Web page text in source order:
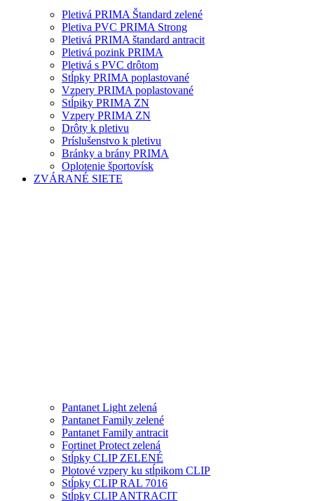
Pletivá PRIMA Štandard zelené
Pletiva PVC PRIMA Strong
Pletivá PRIMA štandard antracit
Pletivá pozink PRIMA
Pletivá s PVC drôtom
Stĺpky PRIMA poplastované
Vzpery PRIMA poplastované
Stĺpiky PRIMA ZN
Vzpery PRIMA ZN
Drôty k pletivu
Príslušenstvo k pletivu
Bránky a brány PRIMA
Oplotenie športovísk
ZVÁRANÉ SIETE
Pantanet Light zelená
Pantanet Family zelené
Pantanet Family antracit
Fortinet Protect zelená
Stĺpky CLIP ZELENÉ
Plotové vzpery ku stĺpikom CLIP
Stĺpky CLIP RAL 7016
Stĺpky CLIP ANTRACIT